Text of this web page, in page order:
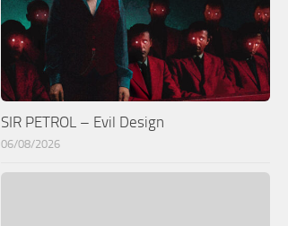
SIR PETROL – Evil Design
06/08/2026